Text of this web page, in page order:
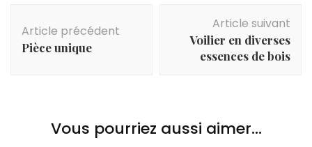
d'article
Article précédent
Pièce unique
Article suivant
Voilier en diverses
essences de bois
Vous pourriez aussi aimer...